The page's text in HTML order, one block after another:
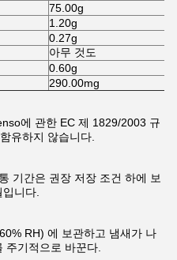
75.00g
1.20g
0.27g
아무 것도
0.60g
290.00mg
에 관한 EC 제 1829/2003 규
유하지 않습니다.
기간은 권장 저장 조건 하에 보
니다.
RH) 에 보관하고 냄새가 나
주기적으로 바꾼다.